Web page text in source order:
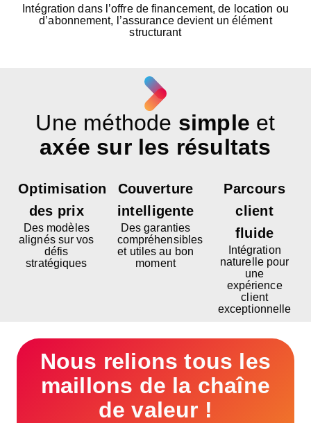
Intégration dans l’offre de financement, de location ou
d’abonnement, l’assurance devient un élément
structurant
Une méthode simple et
axée sur les résultats
Optimisation
des prix
Des modèles
alignés sur vos
défis
stratégiques
Couverture
intelligente
Des garanties
compréhensibles
et utiles au bon
moment
Parcours
client
fluide
Intégration
naturelle pour
une
expérience
client
exceptionnelle
Nous relions tous les
maillons de la chaîne
de valeur !